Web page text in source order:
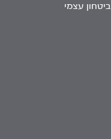
ביטחון עצמי